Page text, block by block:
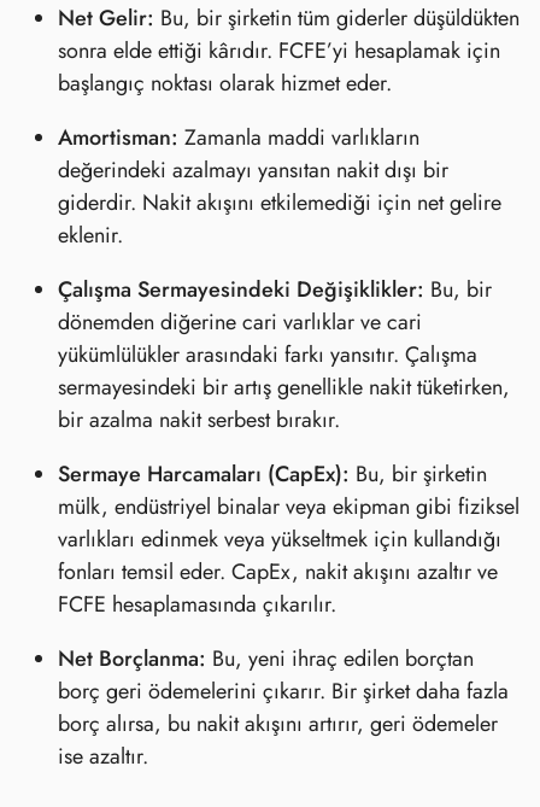
Net Gelir: Bu, bir şirketin tüm giderler düşüldükten
sonra elde ettiği kârıdır. FCFE’yi hesaplamak için
başlangıç noktası olarak hizmet eder.
Amortisman: Zamanla maddi varlıkların
değerindeki azalmayı yansıtan nakit dışı bir
giderdir. Nakit akışını etkilemediği için net gelire
eklenir.
Çalışma Sermayesindeki Değişiklikler: Bu, bir
dönemden diğerine cari varlıklar ve cari
yükümlülükler arasındaki farkı yansıtır. Çalışma
sermayesindeki bir artış genellikle nakit tüketirken,
bir azalma nakit serbest bırakır.
Sermaye Harcamaları (CapEx): Bu, bir şirketin
mülk, endüstriyel binalar veya ekipman gibi fiziksel
varlıkları edinmek veya yükseltmek için kullandığı
fonları temsil eder. CapEx, nakit akışını azaltır ve
FCFE hesaplamasında çıkarılır.
Net Borçlanma: Bu, yeni ihraç edilen borçtan
borç geri ödemelerini çıkarır. Bir şirket daha fazla
borç alırsa, bu nakit akışını artırır, geri ödemeler
ise azaltır.